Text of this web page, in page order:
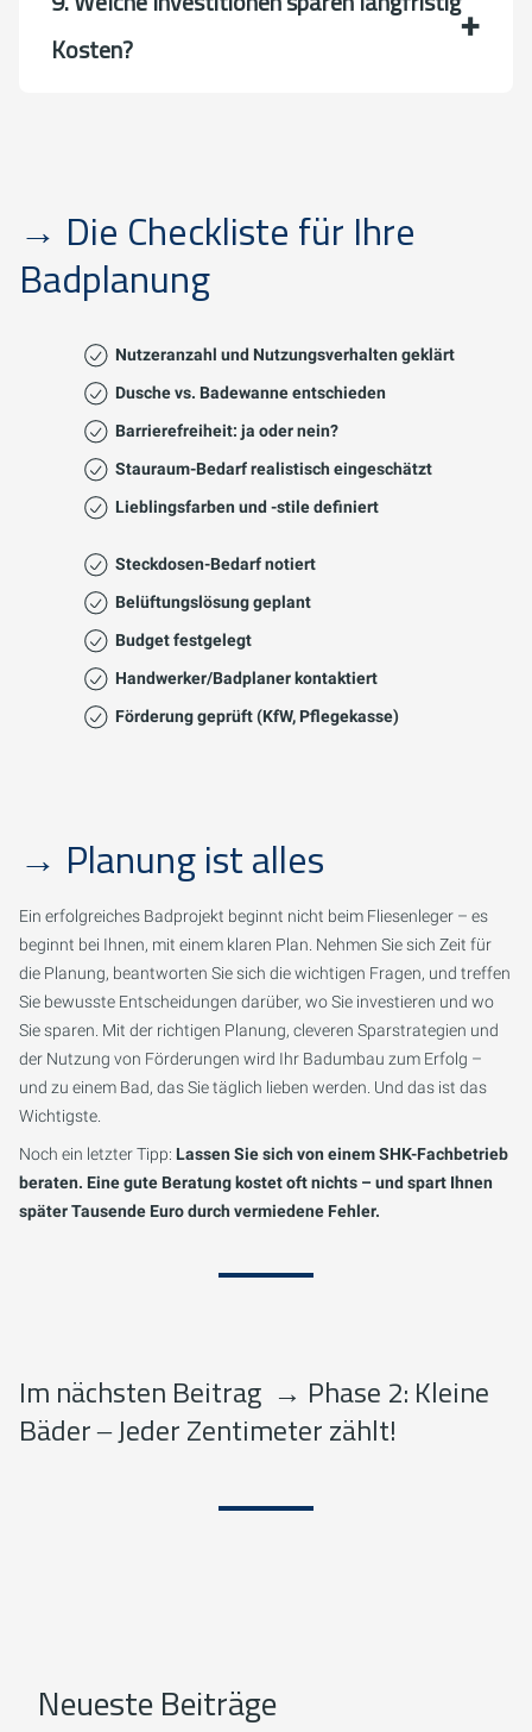
Kosten?
→ Die Checkliste für Ihre
Badplanung
Nutzeranzahl und Nutzungsverhalten geklärt
Dusche vs. Badewanne entschieden
Barrierefreiheit: ja oder nein?
Stauraum-Bedarf realistisch eingeschätzt
Lieblingsfarben und -stile definiert
Steckdosen-Bedarf notiert
Belüftungslösung geplant
Budget festgelegt
Handwerker/Badplaner kontaktiert
Förderung geprüft (KfW, Pflegekasse)
→ Planung ist alles
Ein erfolgreiches Badprojekt beginnt nicht beim Fliesenleger – es
beginnt bei Ihnen, mit einem klaren Plan. Nehmen Sie sich Zeit für
die Planung, beantworten Sie sich die wichtigen Fragen, und treffen
Sie bewusste Entscheidungen darüber, wo Sie investieren und wo
Sie sparen. Mit der richtigen Planung, cleveren Sparstrategien und
der Nutzung von Förderungen wird Ihr Badumbau zum Erfolg –
und zu einem Bad, das Sie täglich lieben werden. Und das ist das
Wichtigste.
Noch ein letzter Tipp: Lassen Sie sich von einem SHK-Fachbetrieb
beraten. Eine gute Beratung kostet oft nichts – und spart Ihnen
später Tausende Euro durch vermiedene Fehler.
Im nächsten Beitrag → Phase 2: Kleine
Bäder ‒ Jeder Zentimeter zählt!
Neueste Beiträge